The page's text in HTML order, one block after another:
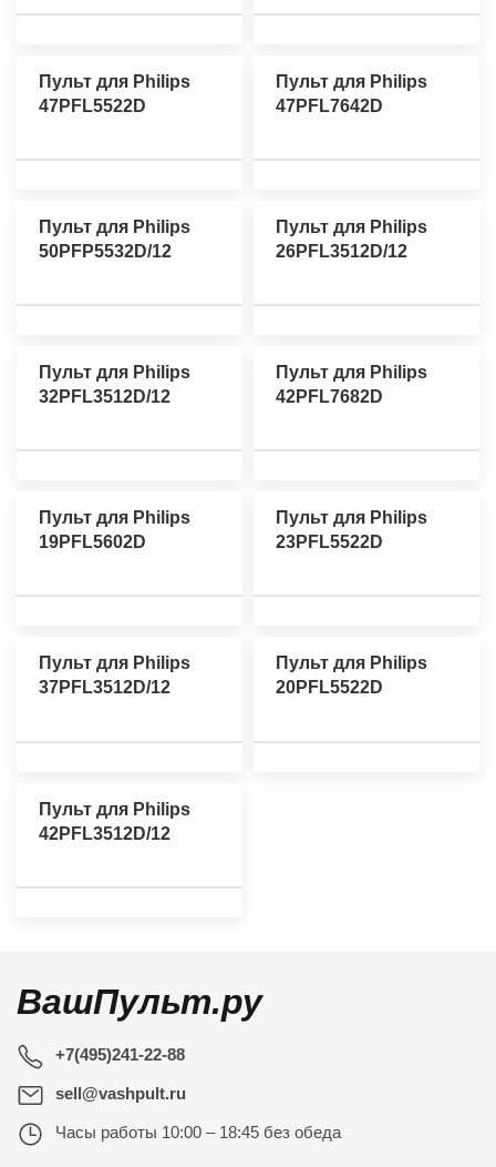
Пульт для Philips
47PFL5522D
Пульт для Philips
47PFL7642D
Пульт для Philips
50PFP5532D/12
Пульт для Philips
26PFL3512D/12
Пульт для Philips
32PFL3512D/12
Пульт для Philips
42PFL7682D
Пульт для Philips
19PFL5602D
Пульт для Philips
23PFL5522D
Пульт для Philips
37PFL3512D/12
Пульт для Philips
20PFL5522D
Пульт для Philips
42PFL3512D/12
ВашПульт.ру
+7(495)241-22-88
sell@vashpult.ru
Часы работы 10:00 – 18:45 без обеда